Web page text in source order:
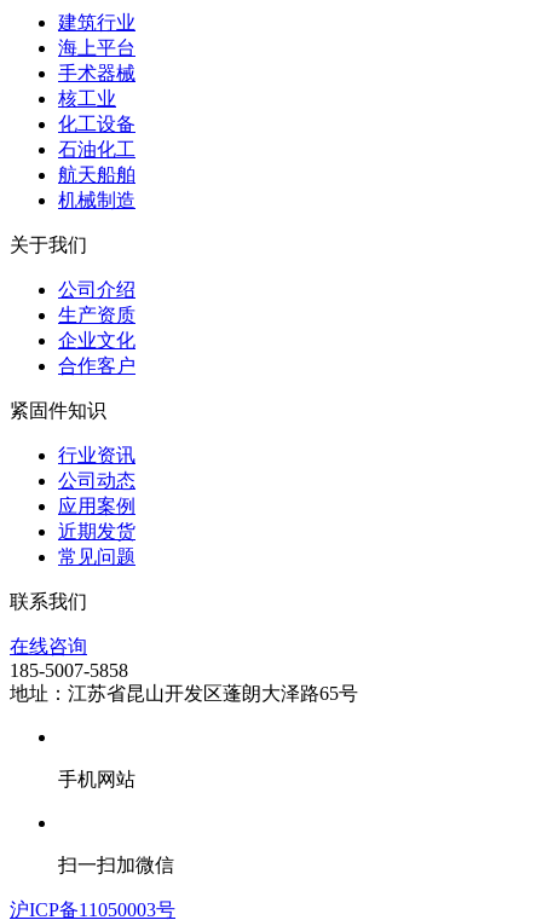
建筑行业
海上平台
手术器械
核工业
化工设备
石油化工
航天船舶
机械制造
关于我们
公司介绍
生产资质
企业文化
合作客户
紧固件知识
行业资讯
公司动态
应用案例
近期发货
常见问题
联系我们
在线咨询
185-5007-5858
地址：江苏省昆山开发区蓬朗大泽路65号
手机网站
扫一扫加微信
沪ICP备11050003号